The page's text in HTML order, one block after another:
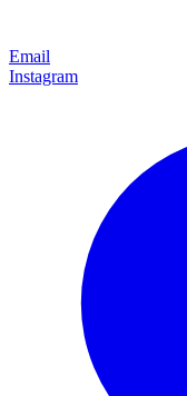
Email
Instagram